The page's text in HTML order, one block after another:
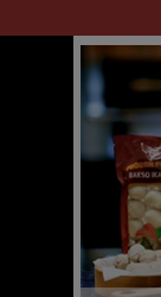
ke